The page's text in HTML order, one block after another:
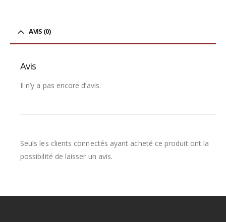
AVIS (0)
Avis
Il n’y a pas encore d’avis.
Seuls les clients connectés ayant acheté ce produit ont la
possibilité de laisser un avis.